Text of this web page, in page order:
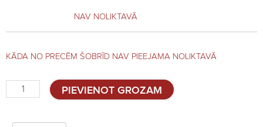
NAV NOLIKTAVĀ
KĀDA NO PRECĒM ŠOBRĪD NAV PIEEJAMA NOLIKTAVĀ
Inkubācijas
komplekts
KOMFORTS
PIEVIENOT GROZAM